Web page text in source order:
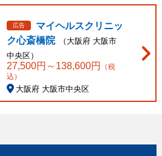
広告
マイヘルスクリニッ
ク心斎橋院
（ 大阪府 大阪市
中央区）
27,500円～ 138,600円
（税
込）
大阪府 大阪市中央区